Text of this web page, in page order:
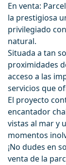
En venta:
la prestigiosa
privilegiado
natural.
Situada a tan
proximidades
acceso a las
servicios que
El proyecto
encantador
vistas al mar y
momentos
¡No dudes en
venta de la